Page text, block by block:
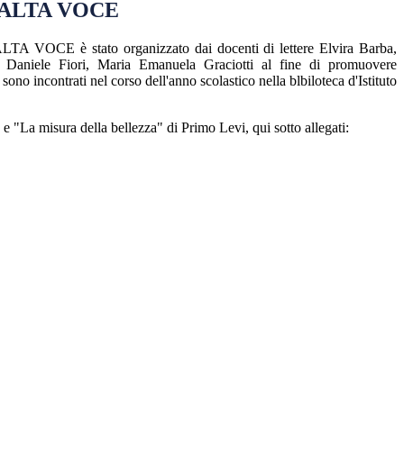
VOCE
VOCE è stato organizzato dai docenti di lettere Elvira Barba,
Daniele Fiori, Maria Emanuela Graciotti al fine di promuovere
incontrati nel corso dell'anno scolastico nella blbiloteca d'Istituto
"La misura della bellezza" di Primo Levi, qui sotto allegati: